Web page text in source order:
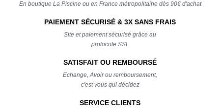
En boutique La Piscine ou en France métropolitaine dès 90€ d'achat
PAIEMENT SÉCURISÉ & 3X SANS FRAIS
Site et paiement sécurisé grâce au
protocole SSL
SATISFAIT OU REMBOURSÉ
Echange, Avoir ou remboursement,
c'est vous qui décidez
SERVICE CLIENTS